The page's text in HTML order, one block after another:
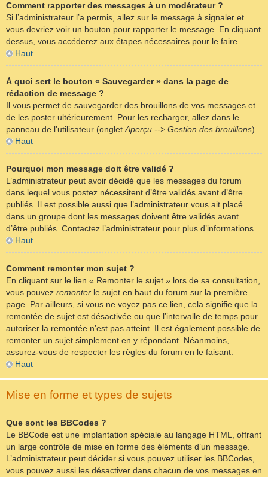
Comment rapporter des messages à un modérateur ?
Si l’administrateur l’a permis, allez sur le message à signaler et
vous devriez voir un bouton pour rapporter le message. En cliquant
dessus, vous accéderez aux étapes nécessaires pour le faire.
Haut
À quoi sert le bouton « Sauvegarder » dans la page de
rédaction de message ?
Il vous permet de sauvegarder des brouillons de vos messages et
de les poster ultérieurement. Pour les recharger, allez dans le
panneau de l’utilisateur (onglet Aperçu --> Gestion des brouillons).
Haut
Pourquoi mon message doit être validé ?
L’administrateur peut avoir décidé que les messages du forum
dans lequel vous postez nécessitent d’être validés avant d’être
publiés. Il est possible aussi que l’administrateur vous ait placé
dans un groupe dont les messages doivent être validés avant
d’être publiés. Contactez l’administrateur pour plus d’informations.
Haut
Comment remonter mon sujet ?
En cliquant sur le lien « Remonter le sujet » lors de sa consultation,
vous pouvez remonter le sujet en haut du forum sur la première
page. Par ailleurs, si vous ne voyez pas ce lien, cela signifie que la
remontée de sujet est désactivée ou que l’intervalle de temps pour
autoriser la remontée n’est pas atteint. Il est également possible de
remonter un sujet simplement en y répondant. Néanmoins,
assurez-vous de respecter les règles du forum en le faisant.
Haut
Mise en forme et types de sujets
Que sont les BBCodes ?
Le BBCode est une implantation spéciale au langage HTML, offrant
un large contrôle de mise en forme des éléments d’un message.
L’administrateur peut décider si vous pouvez utiliser les BBCodes,
vous pouvez aussi les désactiver dans chacun de vos messages en